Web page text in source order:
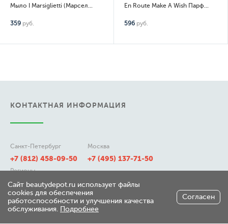
Мыло I Marsiglietti (Марсельское традиционное)
359 руб.
En Route Make A Wish Парфюмированный спрей для тела (body fragrance)
596 руб.
КОНТАКТНАЯ ИНФОРМАЦИЯ
Санкт-Петербург
+7 (812) 458-09-50
Москва
+7 (495) 137-71-50
Регионы
8 (800) 511-21-50
197348, г. Санкт-Петербург,
Сайт beautydepot.ru использует файлы
cookies для обеспечения
работоспособности и улучшения качества
обслуживания. Подробнее
Согласен